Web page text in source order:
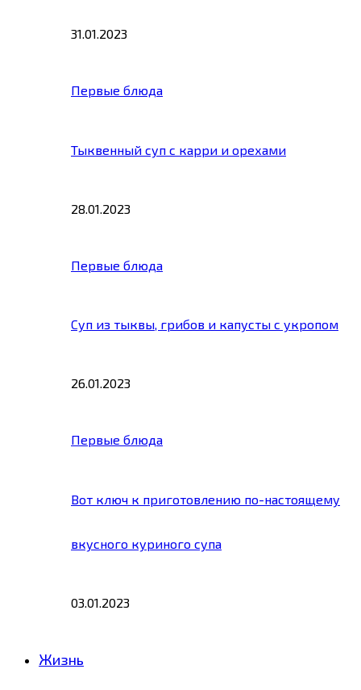
31.01.2023
Первые блюда
Тыквенный суп с карри и орехами
28.01.2023
Первые блюда
Суп из тыквы, грибов и капусты с укропом
26.01.2023
Первые блюда
Вот ключ к приготовлению по-настоящему
вкусного куриного супа
03.01.2023
Жизнь